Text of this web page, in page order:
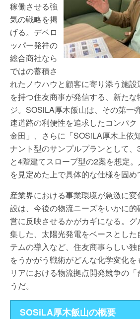
稼働させる強
気の戦略を掲
げる。デベロ
ッパー発祥の
総合商社なら
ではの蓄積さ
れたノウハウと顧客に寄り添う施
を持つ住友商事が発信する、新た
ジ。SOSiLA厚木飯山は、その第一
速道路の利便性を追求したコンパ
金田」、さらに「SOSiLA厚木上依
ナント型のサンプルプランとして
と4階建てスロープ型の2案を想定
を見定めた上で具体的な仕様を固め
産業界における事業環境が急激に
設は、今後の物流ニーズをいかに
営に反映させるかがカギになる。
集した、太陽光発電をベースとした
テムの導入など、住友商事らしい
をうかがう戦術がどんな化学変化
リアにおける物流拠点開発競争の
うだ。
SOSiLA厚⽊飯山の概要